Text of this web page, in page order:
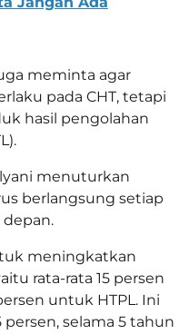
meminta agar
pada CHT, tetapi
hasil pengolahan
menuturkan
berlangsung setiap
meningkatkan
rata-rata 15 persen
untuk HTPL. Ini
selama 5 tahun